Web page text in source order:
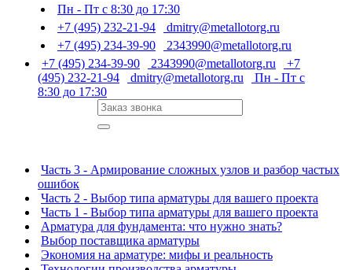
Пн - Пт с 8:30 до 17:30
+7 (495) 232-21-94
dmitry@metallotorg.ru
+7 (495) 234-39-90
2343990@metallotorg.ru
+7 (495) 234-39-90
2343990@metallotorg.ru
+7
(495) 232-21-94
dmitry@metallotorg.ru
Пн - Пт с
8:30 до 17:30
Часть 3 - Армирование сложных узлов и разбор частых
ошибок
Часть 2 - Выбор типа арматуры для вашего проекта
Часть 1 - Выбор типа арматуры для вашего проекта
Арматура для фундамента: что нужно знать?
Выбор поставщика арматуры
Экономия на арматуре: мифы и реальность